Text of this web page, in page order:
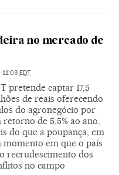
no mercado de
11:03 EDT
pretende captar 17,5
de reais oferecendo
do agronegócio por
retorno de 5,5% ao ano,
do que a poupança, em
momento em que o país
recrudescimento dos
no campo